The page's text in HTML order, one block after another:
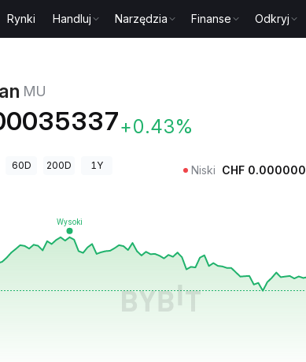
Rynki Handluj Narzędzia Finanse Odkryj
MU
+0.43%
60D 200D 1Y Niski CHF 0.000000